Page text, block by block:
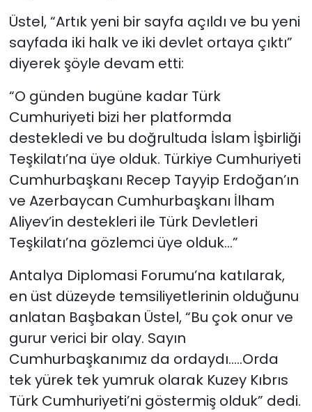
Üstel, “Artık yeni bir sayfa açıldı ve bu yeni
sayfada iki halk ve iki devlet ortaya çıktı”
diyerek şöyle devam etti:
“O günden bugüne kadar Türk
Cumhuriyeti bizi her platformda
destekledi ve bu doğrultuda İslam İşbirliği
Teşkilatı’na üye olduk. Türkiye Cumhuriyeti
Cumhurbaşkanı Recep Tayyip Erdoğan’ın
ve Azerbaycan Cumhurbaşkanı İlham
Aliyev’in destekleri ile Türk Devletleri
Teşkilatı’na gözlemci üye olduk…”
Antalya Diplomasi Forumu’na katılarak,
en üst düzeyde temsiliyetlerinin olduğunu
anlatan Başbakan Üstel, “Bu çok onur ve
gurur verici bir olay. Sayın
Cumhurbaşkanımız da ordaydı…..Orda
tek yürek tek yumruk olarak Kuzey Kıbrıs
Türk Cumhuriyeti’ni göstermiş olduk” dedi.